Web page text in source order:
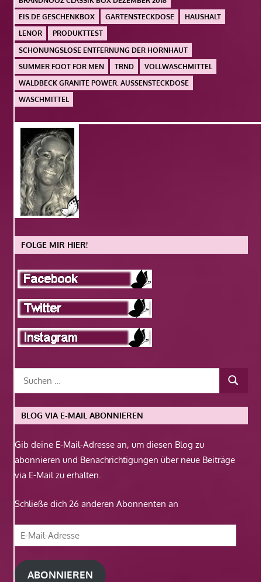
EIS.DE GESCHENKBOX
GARTENSTECKDOSE
HAUSHALT
LENOR
PRODUKTTEST
SCHONUNGSLOSE ENTFERNUNG DER HORNHAUT
SUMMER FOOT FOR MEN
TRND
VOLLWASCHMITTEL
WALDBECK GRANITE POWER. AUSSENSTECKDOSE
WASCHMITTEL
FOLGE MIR HIER!
BLOG VIA E-MAIL ABONNIEREN
Gib deine E-Mail-Adresse an, um diesen Blog zu
abonnieren und Benachrichtigungen über neue Beiträge
via E-Mail zu erhalten.
Schließe dich 26 anderen Abonnenten an
E-
Mail-
Adresse
ABONNIEREN